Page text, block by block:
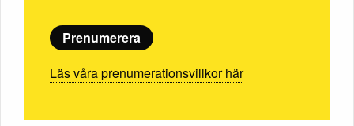
Prenumerera
Läs våra prenumerationsvillkor här